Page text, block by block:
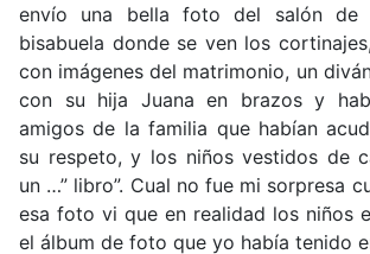
envío una bella foto del salón
bisabuela donde se ven los
con imágenes del matrimonio, un
con su hija Juana en brazos y
amigos de la familia que habían
su respeto, y los niños vestidos de
un …” libro”. Cual no fue mi sorpresa
esa foto vi que en realidad los niños
el álbum de foto que yo había tenido